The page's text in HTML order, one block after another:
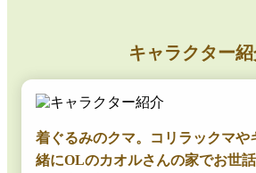
キャラクター
着ぐるみのクマ。コリラックマや
緒にOLのカオルさんの家でお世